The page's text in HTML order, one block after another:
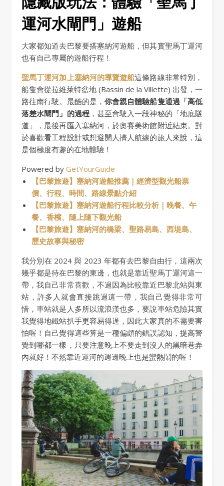
運河水閘門」遊船
大家都知道去巴黎要搭塞納河遊船，但其實聖馬丁運河
也有自己專屬的遊船行程！
聖馬丁運河加上塞納河的導覽遊船這條路線非常特別，
船隻會從拉維萊特盆地 (Bassin de la Villette) 出發，一
路往南行駛。最酷的是， 你會親自體驗船隻通過「高低
落差水閘門」的過程，甚至會駛入一段神秘的「地底隧
道」，最後再匯入塞納河，於奧賽美術館附近結束。對
於喜歡看工程設計或想避開人擠人航線的旅人來說，這
是個極度有趣的在地體驗！
Powered by GetYourGuide
【巴黎旅遊】塞納河遊船推薦｜經濟型觀光船票
價、行程、時間、路線景點介紹
【巴黎旅遊】塞納河遊船行程比較分析｜晚餐、午
餐、香檳、隨上隨下觀光船
【巴黎旅遊】塞納河的橋梁、聖路易島、西堤島、
歷史故事與秘密
我分別在 2024 與 2023 年都有去巴黎自由行，這兩次
幾乎都是待在巴黎的東邊，也就是靠近聖馬丁運河這一
帶，我自己非常喜歡，不過因為比較靠近巴黎北站與東
站，許多人就會直接跳過這一帶，我自己覺得非常可
惜，車站就是人多所以流浪漢也多，要說車站危險其實
我覺得地鐵站扒手更容易得逞，因此大家真的不需要害
怕喔！自己覺得這些算是一種偏頗的錯誤認知，提高警
覺到哪都一樣，只要注意晚上不要走到沒人的黑暗巷弄
內就好！不然靠近運河的週邊晚上也是蠻熱鬧的喔！